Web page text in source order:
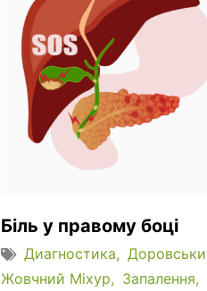
Біль у правому боці
Диагностика
Жовчний Міхур
Запалення